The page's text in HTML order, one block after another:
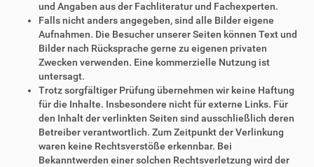
und Angaben aus der Fachliteratur und Fachexperten.
Falls nicht anders angegeben, sind alle Bilder eigene
Aufnahmen. Die Besucher unserer Seiten können Text und
Bilder nach Rücksprache gerne zu eigenen privaten
Zwecken verwenden. Eine kommerzielle Nutzung ist
untersagt.
Trotz sorgfältiger Prüfung übernehmen wir keine Haftung
für die Inhalte. Insbesondere nicht für externe Links. Für
den Inhalt der verlinkten Seiten sind ausschließlich deren
Betreiber verantwortlich. Zum Zeitpunkt der Verlinkung
waren keine Rechtsverstöße erkennbar. Bei
Bekanntwerden einer solchen Rechtsverletzung wird der